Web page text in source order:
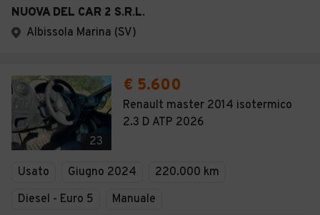
NUOVA DEL CAR 2 S.R.L.
Albissola Marina (SV)
23
€ 5.600
Renault master 2014 isotermico
2.3 D ATP 2026
Usato Giugno 2024
220.000 km
Diesel - Euro 5
Manuale